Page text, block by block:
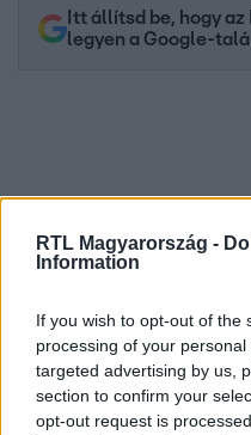
RTL Magyarország -
Information
If you wish to opt-out of the
processing of your
targeted advertising by us,
section to confirm your
opt-out request is
Itt állítsd be, hogy
legyen a Google-
Kövess minket, és
Facebookon is!